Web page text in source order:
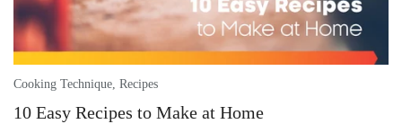
Cooking Technique, Recipes
10 Easy Recipes to Make at Home